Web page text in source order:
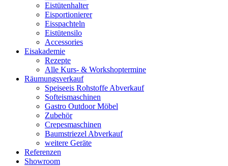
Eistütenhalter
Eisportionierer
Eisspachteln
Eistütensilo
Accessories
Eisakademie
Rezepte
Alle Kurs- & Workshoptermine
Räumungsverkauf
Speiseeis Rohstoffe Abverkauf
Softeismaschinen
Gastro Outdoor Möbel
Zubehör
Crepesmaschinen
Baumstriezel Abverkauf
weitere Geräte
Referenzen
Showroom